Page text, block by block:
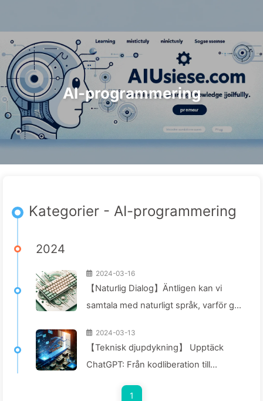
AI-programmering
Kategorier - AI-programmering
2024
2024-03-16
【Naturlig Dialog】Äntligen kan vi
samtala med naturligt språk, varför gå
AI Sakta 029
2024-03-13
【Teknisk djupdykning】 Upptäck
ChatGPT: Från kodliberation till
1